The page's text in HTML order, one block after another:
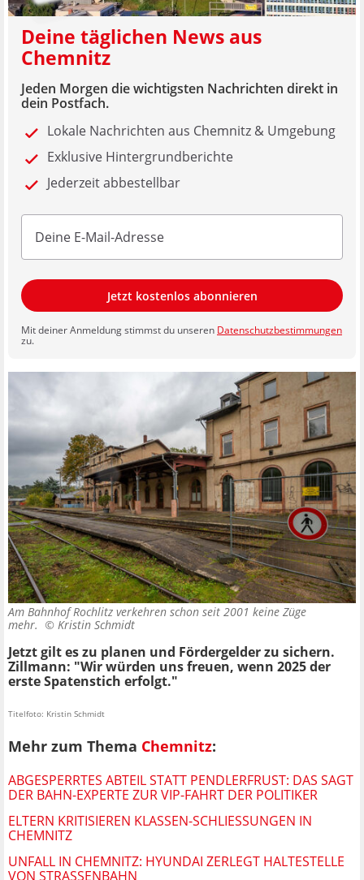
Deine täglichen News aus
Chemnitz
Jeden Morgen die wichtigsten Nachrichten direkt in
dein Postfach.
Lokale Nachrichten aus Chemnitz & Umgebung
Exklusive Hintergrundberichte
Jederzeit abbestellbar
Jetzt kostenlos abonnieren
Mit deiner Anmeldung stimmst du unseren Datenschutzbestimmungen
zu.
Am Bahnhof Rochlitz verkehren schon seit 2001 keine Züge
mehr. © Kristin Schmidt
Jetzt gilt es zu planen und Fördergelder zu sichern.
Zillmann: "Wir würden uns freuen, wenn 2025 der
erste Spatenstich erfolgt."
Titelfoto: Kristin Schmidt
Mehr zum Thema Chemnitz:
ABGESPERRTES ABTEIL STATT PENDLERFRUST: DAS SAGT
DER BAHN-EXPERTE ZUR VIP-FAHRT DER POLITIKER
ELTERN KRITISIEREN KLASSEN-SCHLIESSUNGEN IN C
HEMNITZ
UNFALL IN CHEMNITZ: HYUNDAI ZERLEGT HALTESTELLE
VON STRASSENBAHN